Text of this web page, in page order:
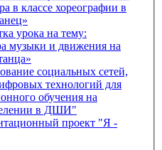
в классе хореографии в
урока на тему:
музыки и движения на
социальных сетей,
технологий для
обучения на
в ДШИ"
проект "Я -